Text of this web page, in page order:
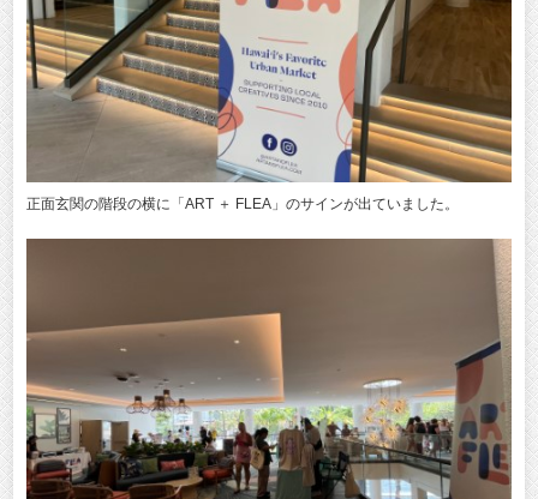
正面玄関の階段の横に「ART ＋ FLEA」のサインが出ていました。